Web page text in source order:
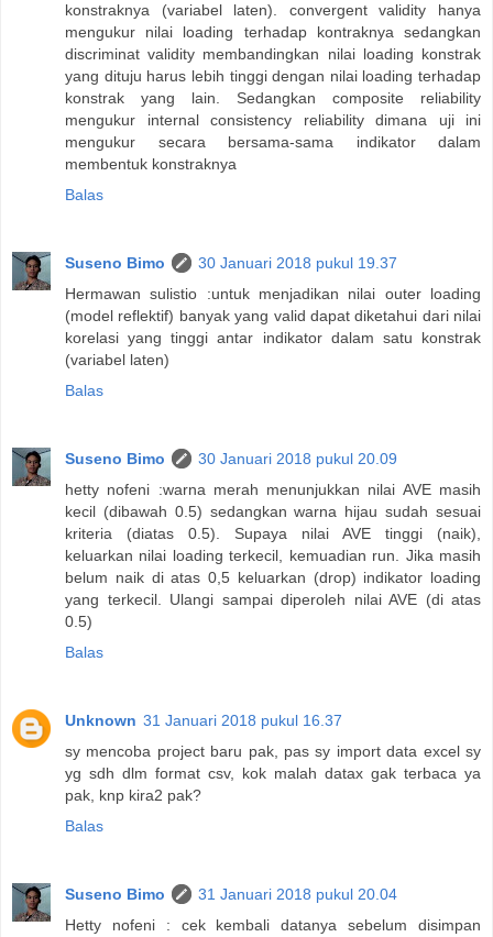
konstraknya (variabel laten). convergent validity hanya
mengukur nilai loading terhadap kontraknya sedangkan
discriminat validity membandingkan nilai loading konstrak
yang dituju harus lebih tinggi dengan nilai loading terhadap
konstrak yang lain. Sedangkan composite reliability
mengukur internal consistency reliability dimana uji ini
mengukur secara bersama-sama indikator dalam
membentuk konstraknya
Balas
Suseno Bimo
30 Januari 2018 pukul 19.37
Hermawan sulistio :untuk menjadikan nilai outer loading
(model reflektif) banyak yang valid dapat diketahui dari nilai
korelasi yang tinggi antar indikator dalam satu konstrak
(variabel laten)
Balas
Suseno Bimo
30 Januari 2018 pukul 20.09
hetty nofeni :warna merah menunjukkan nilai AVE masih
kecil (dibawah 0.5) sedangkan warna hijau sudah sesuai
kriteria (diatas 0.5). Supaya nilai AVE tinggi (naik),
keluarkan nilai loading terkecil, kemuadian run. Jika masih
belum naik di atas 0,5 keluarkan (drop) indikator loading
yang terkecil. Ulangi sampai diperoleh nilai AVE (di atas
0.5)
Balas
Unknown 31 Januari 2018 pukul 16.37
sy mencoba project baru pak, pas sy import data excel sy
yg sdh dlm format csv, kok malah datax gak terbaca ya
pak, knp kira2 pak?
Balas
Suseno Bimo
31 Januari 2018 pukul 20.04
Hetty nofeni : cek kembali datanya sebelum disimpan